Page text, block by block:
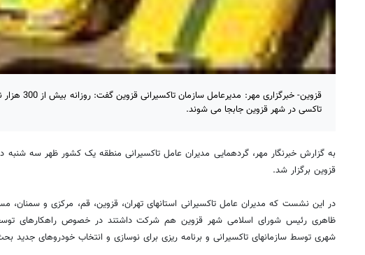
تاکسی در شهر قزوین جابجا می شوند.
به گزارش خبرنگار مهر، گردهمایی مدیران عامل تاکسیرانی منطقه یک کشور ظهر سه شنبه
قزوین برگزار شد.
در این نشست که مدیران عامل تاکسیرانی استانهای تهران، قزوین، قم، مرکزی و سمنان،
ظاهری رئیس شورای اسلامی شهر قزوین هم شرکت داشتند در خصوص راهکارهای
شهری توسط سازمانهای تاکسیرانی و برنامه ریزی برای نوسازی و انتخاب خودروهای جدید